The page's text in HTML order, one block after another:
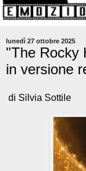
lunedì 27 ottobre 2025
"The Rocky
in versione
di Silvia Sottile